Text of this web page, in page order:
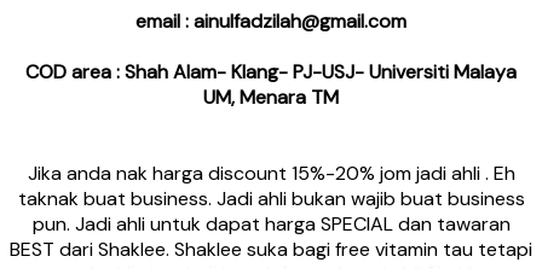
email : ainulfadzilah@gmail.com
COD area : Shah Alam- Klang- PJ-USJ- Universiti Malaya
UM, Menara TM
Jika anda nak harga discount 15%-20% jom jadi ahli . Eh
taknak buat business. Jadi ahli bukan wajib buat business
pun. Jadi ahli untuk dapat harga SPECIAL dan tawaran
BEST dari Shaklee. Shaklee suka bagi free vitamin tau tetapi